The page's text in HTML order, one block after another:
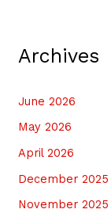
Archives
June 2026
May 2026
April 2026
December 2025
November 2025